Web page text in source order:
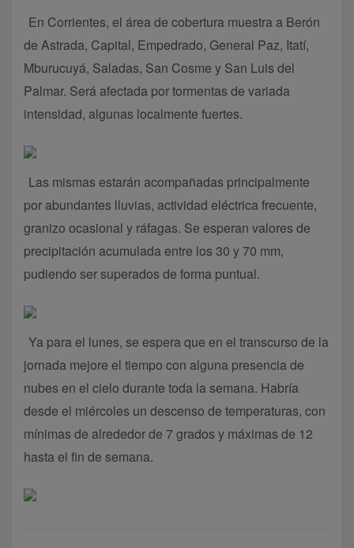
En Corrientes, el área de cobertura muestra a Berón
de Astrada, Capital, Empedrado, General Paz, Itatí,
Mburucuyá, Saladas, San Cosme y San Luis del
Palmar. Será afectada por tormentas de variada
intensidad, algunas localmente fuertes.
Las mismas estarán acompañadas principalmente
por abundantes lluvias, actividad eléctrica frecuente,
granizo ocasional y ráfagas. Se esperan valores de
precipitación acumulada entre los 30 y 70 mm,
pudiendo ser superados de forma puntual.
Ya para el lunes, se espera que en el transcurso de la
jornada mejore el tiempo con alguna presencia de
nubes en el cielo durante toda la semana. Habría
desde el miércoles un descenso de temperaturas, con
mínimas de alrededor de 7 grados y máximas de 12
hasta el fin de semana.